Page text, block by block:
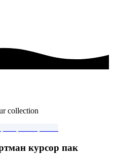
collection
курсор пак